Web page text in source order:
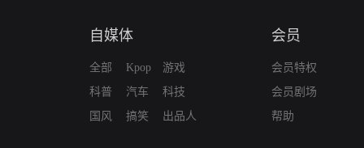
自媒体
全部
科普
国风
Kpop
汽车
搞笑
游戏
科技
出品人
会员
会员特权
会员剧场
帮助